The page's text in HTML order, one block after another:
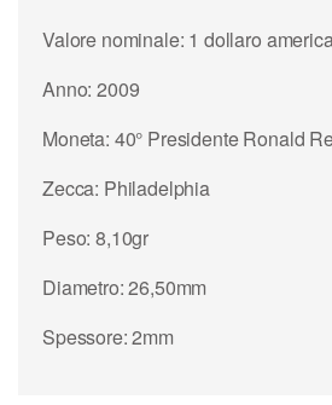
Valore nominale: 1 dollaro
Anno: 2009
Moneta: 40° Presidente Ronald
Zecca: Philadelphia
Peso: 8,10gr
Diametro: 26,50mm
Spessore: 2mm